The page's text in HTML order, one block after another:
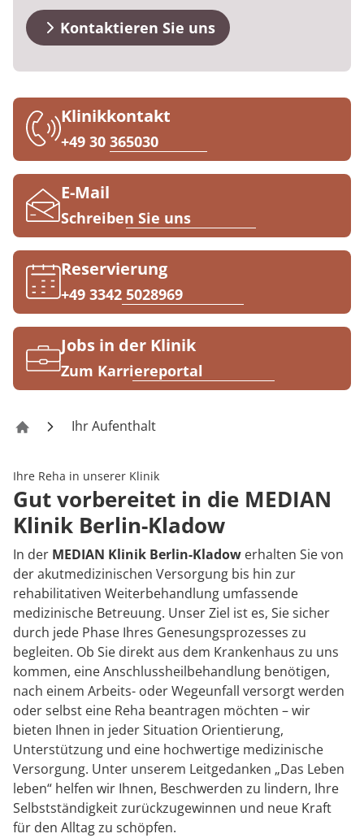
FAQsKosten & Kostenträger
Kinder-und Jugendreha
Geriatrie
Gynäkologie
HTS & Cochlea
Long Covid
Onkologie
Pneumologie
Rheumatologie
Prävention
Qualität & Expertise
Energiepolitik
Ihr Weg zu MEDIAN
Kosten & Kostenträger
Reha Checkliste
Zuweiser
Über MEDIAN
Kooperationen
Presse
Karriere
Kontaktieren Sie uns
Klinikkontakt
+49 30 365030
E-Mail
Schreiben Sie uns
Reservierung
+49 3342 5028969
Jobs in der Klinik
Zum Karriereportal
Klinik Berlin-Kladow
Ihr Aufenthalt
Ihre Reha in unserer Klinik
Gut vorbereitet in die MEDIAN
Klinik Berlin-Kladow
In der MEDIAN Klinik Berlin-Kladow erhalten Sie von
der akutmedizinischen Versorgung bis hin zur
rehabilitativen Weiterbehandlung umfassende
medizinische Betreuung. Unser Ziel ist es, Sie sicher
durch jede Phase Ihres Genesungsprozesses zu
begleiten. Ob Sie direkt aus dem Krankenhaus zu uns
kommen, eine Anschlussheilbehandlung benötigen,
nach einem Arbeits- oder Wegeunfall versorgt werden
oder selbst eine Reha beantragen möchten – wir
bieten Ihnen in jeder Situation Orientierung,
Unterstützung und eine hochwertige medizinische
Versorgung. Unter unserem Leitgedanken „Das Leben
leben“ helfen wir Ihnen, Beschwerden zu lindern, Ihre
Selbstständigkeit zurückzugewinnen und neue Kraft
für den Alltag zu schöpfen.